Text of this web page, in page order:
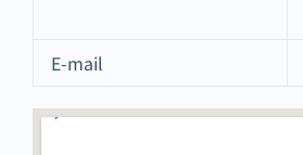
E-mail